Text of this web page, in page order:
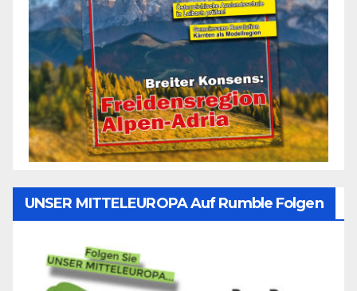
UNSER MITTELEUROPA Auf Rumble Folgen